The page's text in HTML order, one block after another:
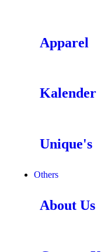
Apparel
Kalender
Unique's
Others
About Us